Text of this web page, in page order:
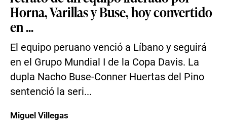
Horna, Varillas y Buse, hoy convertido
en ...
El equipo peruano venció a Líbano y seguirá
en el Grupo Mundial I de la Copa Davis. La
dupla Nacho Buse-Conner Huertas del Pino
sentenció la seri...
Miguel Villegas